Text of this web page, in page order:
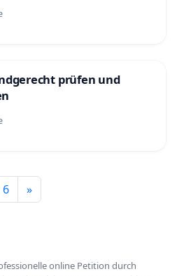
prüfen und
6 »
online Petition durch